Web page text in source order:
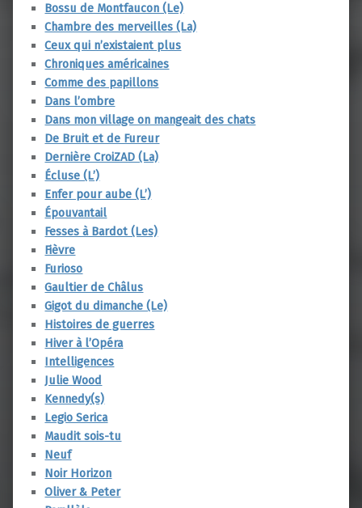
Bossu de Montfaucon (Le)
Chambre des merveilles (La)
Ceux qui n’existaient plus
Chroniques américaines
Comme des papillons
Dans l’ombre
Dans mon village on mangeait des chats
De Bruit et de Fureur
Dernière CroiZAD (La)
Écluse (L’)
Enfer pour aube (L’)
Épouvantail
Fesses à Bardot (Les)
Fièvre
Furioso
Gaultier de Châlus
Gigot du dimanche (Le)
Histoires de guerres
Hiver à l’Opéra
Intelligences
Julie Wood
Kennedy(s)
Legio Serica
Maudit sois-tu
Neuf
Noir Horizon
Oliver & Peter